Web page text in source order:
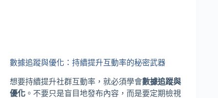
數據追蹤與優化：持續提升互動率的秘密武器
想要持續提升社群互動率，就必須學會數據追蹤與
優化 。不要只是盲目地發布內容，而是要定期檢視